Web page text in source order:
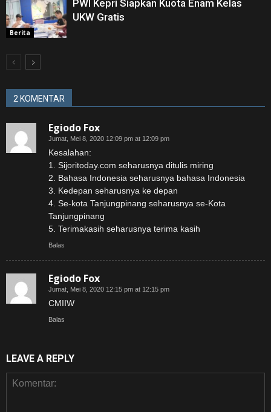
Berita
PWI Kepri Siapkan Kuota Enam Kelas
UKW Gratis
2 KOMENTAR
Egiodo Fox
Jumat, Mei 8, 2020 12:09 pm at 12:09 pm
Kesalahan:
1. Sijoritoday.com seharusnya ditulis miring
2. Bahasa Indonesia seharusnya bahasa Indonesia
3. Kedepan seharusnya ke depan
4. Se-kota Tanjungpinang seharusnya se-Kota
Tanjungpinang
5. Terimakasih seharusnya terima kasih
Balas
Egiodo Fox
Jumat, Mei 8, 2020 12:15 pm at 12:15 pm
CMIIW
Balas
LEAVE A REPLY